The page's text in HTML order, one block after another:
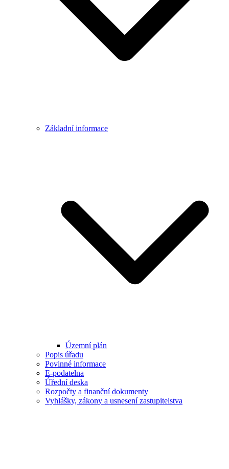
Základní informace
Územní plán
Popis úřadu
Povinné informace
E-podatelna
Úřední deska
Rozpočty a finanční dokumenty
Vyhlášky, zákony a usnesení zastupitelstva